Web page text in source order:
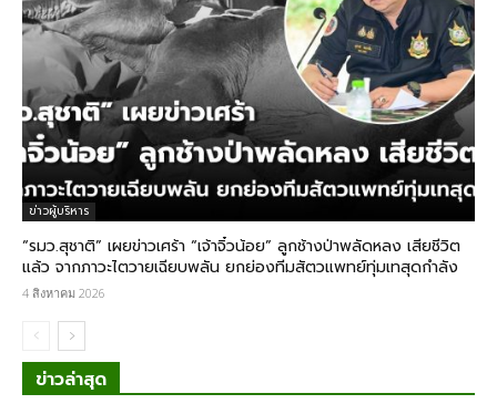
ข่าวผู้บริหาร
“รมว.สุชาติ” เผยข่าวเศร้า “เจ้าจิ๋วน้อย” ลูกช้างป่าพลัดหลง เสียชีวิต
แล้ว จากภาวะไตวายเฉียบพลัน ยกย่องทีมสัตวแพทย์ทุ่มเทสุดกำลัง
4 สิงหาคม 2026
ข่าวล่าสุด